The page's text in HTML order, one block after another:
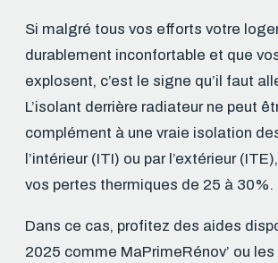
Si malgré tous vos efforts votre
durablement inconfortable et que
explosent, c’est le signe qu’il faut
L’isolant derrière radiateur ne peut
complément à une vraie isolation
l’intérieur (ITI) ou par l’extérieur
vos pertes thermiques de 25 à 30%.
Dans ce cas, profitez des aides
2025 comme MaPrimeRénov’ ou